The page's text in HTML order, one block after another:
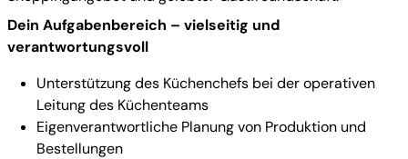
Dein Aufgabenbereich – vielseitig und
verantwortungsvoll
Unterstützung des Küchenchefs bei der operativen
Leitung des Küchenteams
Eigenverantwortliche Planung von Produktion und
Bestellungen